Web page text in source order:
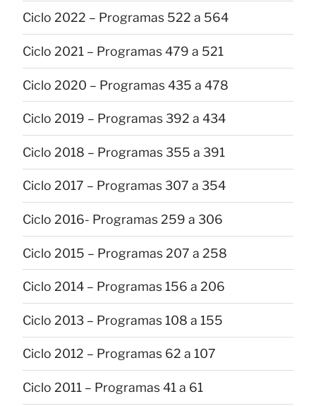
Ciclo 2022 – Programas 522 a 564
Ciclo 2021 – Programas 479 a 521
Ciclo 2020 – Programas 435 a 478
Ciclo 2019 – Programas 392 a 434
Ciclo 2018 – Programas 355 a 391
Ciclo 2017 – Programas 307 a 354
Ciclo 2016- Programas 259 a 306
Ciclo 2015 – Programas 207 a 258
Ciclo 2014 – Programas 156 a 206
Ciclo 2013 – Programas 108 a 155
Ciclo 2012 – Programas 62 a 107
Ciclo 2011 – Programas 41 a 61